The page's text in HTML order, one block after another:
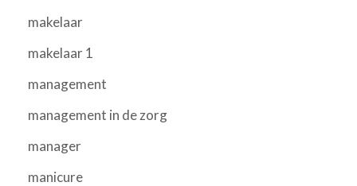
makelaar
makelaar 1
management
management in de zorg
manager
manicure